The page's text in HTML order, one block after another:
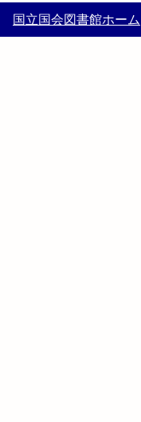
国立国会図書館ホーム